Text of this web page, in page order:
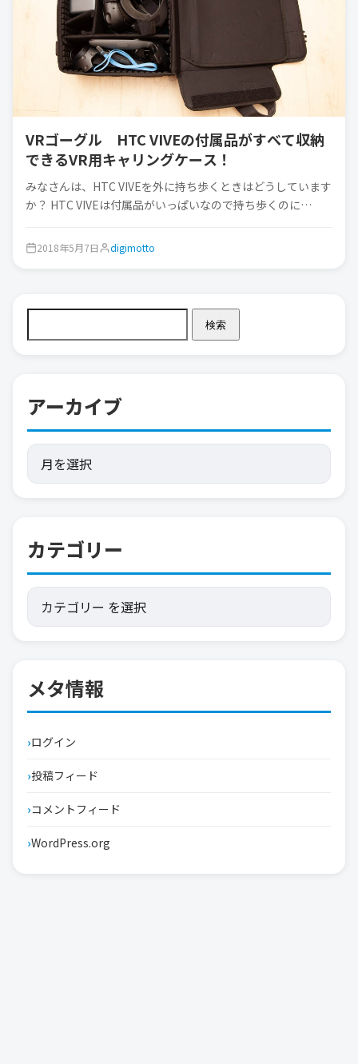
VRゴーグル HTC VIVEの付属品がすべて収納
できるVR用キャリングケース！
みなさんは、HTC VIVEを外に持ち歩くときはどうしています
か？ HTC VIVEは付属品がいっぱいなので持ち歩くのに…
2018年5月7日 digimotto
検索
アーカイブ
カテゴリー
メタ情報
ログイン
投稿フィード
コメントフィード
WordPress.org